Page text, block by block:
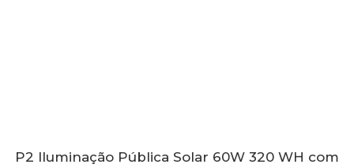
P2 Iluminação Pública Solar 60W 320 WH com